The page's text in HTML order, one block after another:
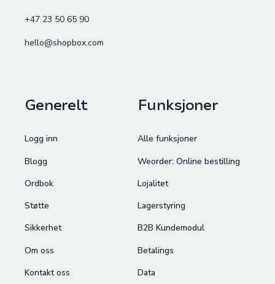
+47 23 50 65 90
hello@shopbox.com
Generelt
Logg inn
Blogg
Ordbok
Støtte
Sikkerhet
Om oss
Kontakt oss
Funksjoner
Alle funksjoner
Weorder: Online bestilling
Lojalitet
Lagerstyring
B2B Kundemodul
Betalings
Data